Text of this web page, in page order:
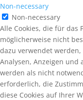
Non-necessary
Non-necessary
Alle Cookies, die für das
möglicherweise nicht
dazu verwendet
Analysen, Anzeigen und
werden als nicht
erforderlich, die
diese Cookies auf Ihrer